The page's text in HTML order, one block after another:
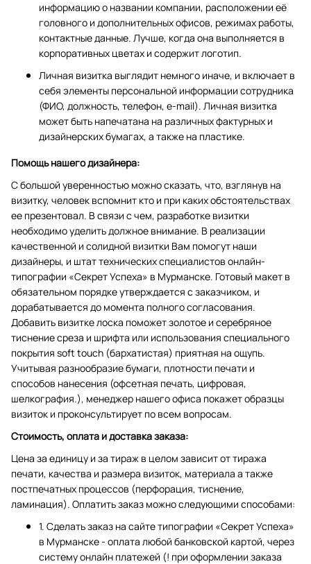
информацию о названии компании, расположении её
головного и дополнительных офисов, режимах работы,
контактные данные. Лучше, когда она выполняется в
корпоративных цветах и содержит логотип.
Личная визитка выглядит немного иначе, и включает в
себя элементы персональной информации сотрудника
(ФИО, должность, телефон, e-mail). Личная визитка
может быть напечатана на различных фактурных и
дизайнерских бумагах, а также на пластике.
Помощь нашего дизайнера:
С большой уверенностью можно сказать, что, взглянув на
визитку, человек вспомнит кто и при каких обстоятельствах
ее презентовал. В связи с чем, разработке визитки
необходимо уделить должное внимание. В реализации
качественной и солидной визитки Вам помогут наши
дизайнеры, и штат технических специалистов онлайн-
типографии «Секрет Успеха» в Мурманске. Готовый макет в
обязательном порядке утверждается с заказчиком, и
дорабатывается до момента полного согласования.
Добавить визитке лоска поможет золотое и серебряное
тиснение среза и шрифта или использования специального
покрытия soft touch (бархатистая) приятная на ощупь.
Учитывая разнообразие бумаги, плотности печати и
способов нанесения (офсетная печать, цифровая,
шелкография.), менеджер нашего офиса покажет образцы
визиток и проконсультирует по всем вопросам.
Стоимость, оплата и доставка заказа:
Цена за единицу и за тираж в целом зависит от тиража
печати, качества и размера визиток, материала а также
постпечатных процессов (перфорация, тиснение,
ламинация). Оплатить заказ можно следующими способами:
1. Сделать заказ на сайте типографии «Секрет Успеха»
в Мурманске - оплата любой банковской картой, через
систему онлайн платежей (! при оформлении заказа